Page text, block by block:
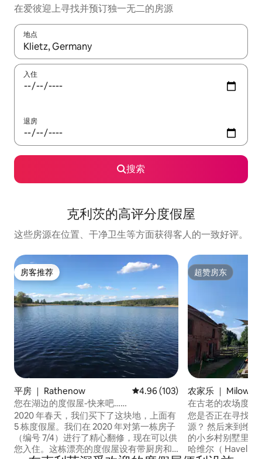
在爱彼迎上寻找并预订独一无二的房源
地点
如有搜索结果，请使用上下方向键查看，或通过点击或滑动手势
入住
退房
搜索
克利茨的高评分度假屋
这些房源在位置、干净卫生等方面获得客人的一致好评。
房客推荐
房客推荐
平房 ｜ Rathenow 平均评分 4.96 分（满分 5 分），
4.96 (103)
您在湖边的度假屋-快来吧……
2020 年春天，我们买下了这块地，上面有
5 栋度假屋。我们在 2020 年对第一栋房子
（编号 7/4）进行了精心翻修，现在可以供
您入住。这栋漂亮的度假屋设有带厨房和
超赞房东
超赞房东
农家乐 ｜ Milower
在古老的农场度假
您是否正在寻找能
源？ 然后来到维
的小乡村别墅里放
哈维尔（ Havel ）